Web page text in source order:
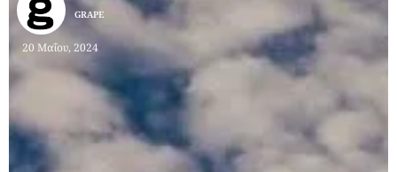
20 Μαΐου, 2024
GRAPE